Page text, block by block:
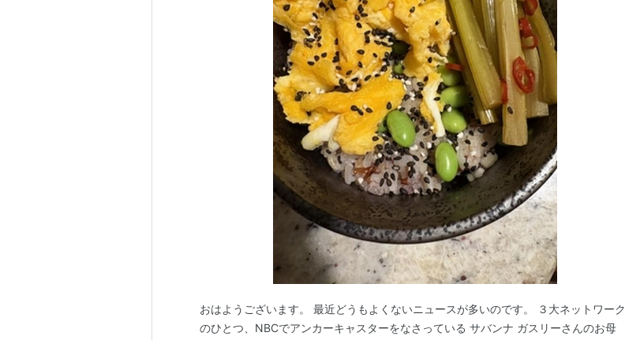
おはようございます。 最近どうもよくないニュースが多いのです。 ３大ネットワーク
のひとつ、NBCでアンカーキャスターをなさっている サバンナ ガスリーさんのお母